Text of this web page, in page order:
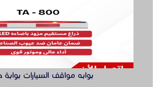
بوابه مواقف السيارات